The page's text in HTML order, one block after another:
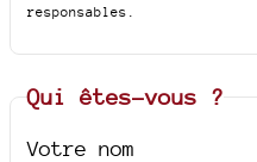
responsables.
Qui êtes-vous ?
Votre nom